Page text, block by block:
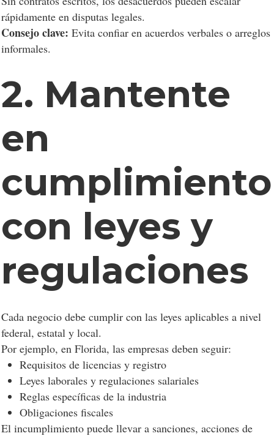
rápidamente en disputas legales.
Consejo clave: Evita confiar en acuerdos verbales o arreglos
informales.
2. Mantente
en
cumplimiento
con leyes y
regulaciones
Cada negocio debe cumplir con las leyes aplicables a nivel
federal, estatal y local.
Por ejemplo, en Florida, las empresas deben seguir:
Requisitos de licencias y registro
Leyes laborales y regulaciones salariales
Reglas específicas de la industria
Obligaciones fiscales
El incumplimiento puede llevar a sanciones, acciones de